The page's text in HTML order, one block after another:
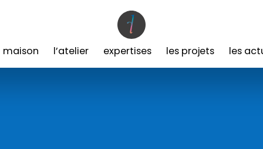
maison l’atelier expertises les projets les